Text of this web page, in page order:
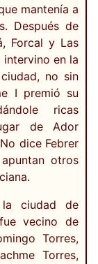
mantenía a
Después de
Forcal y Las
intervino en la
no sin
I premió su
ricas
de Ador
dice Febrer
otros
ciudad de
vecino de
Torres,
Torres,